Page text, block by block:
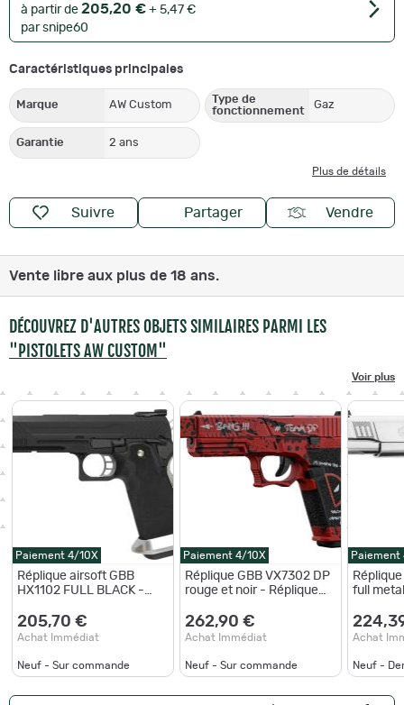
à partir de 205,20 € + 5,47 €
par snipe60
Caractéristiques principales
Marque AW Custom
Type de
fonctionnement
Gaz
Garantie 2 ans
Plus de détails
Suivre Partager Vendre
Vente libre aux plus de 18 ans.
DÉCOUVREZ D'AUTRES OBJETS SIMILAIRES PARMI LES
"PISTOLETS AW CUSTOM"
Voir plus
Paiement 4/10X
Réplique airsoft GBB
HX1102 FULL BLACK -
205,70 €
Achat Immédiat
Neuf - Sur commande
Paiement 4/10X
Réplique GBB VX7302 DP
rouge et noir - Réplique
262,90 €
Achat Immédiat
Neuf - Sur commande
Paiement
Réplique
full
Achat
Neuf -